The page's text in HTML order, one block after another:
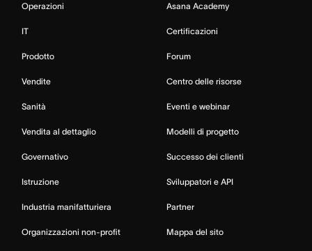
Operazioni
IT
Prodotto
Vendite
Sanità
Vendita al dettaglio
Governativo
Istruzione
Industria manifatturiera
Organizzazioni non-profit
Asana Academy
Certificazioni
Forum
Centro delle risorse
Eventi e webinar
Modelli di progetto
Successo dei clienti
Sviluppatori e API
Partner
Mappa del sito